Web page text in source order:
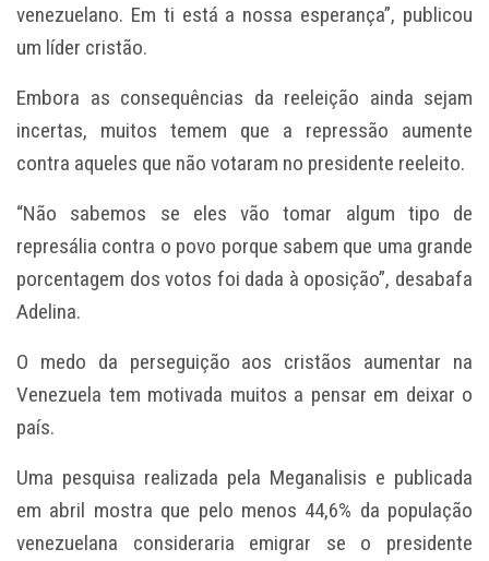
venezuelano. Em ti está a nossa esperança”, publicou
um líder cristão.
Embora as consequências da reeleição ainda sejam
incertas, muitos temem que a repressão aumente
contra aqueles que não votaram no presidente reeleito.
“Não sabemos se eles vão tomar algum tipo de
represália contra o povo porque sabem que uma grande
porcentagem dos votos foi dada à oposição”, desabafa
Adelina.
O medo da perseguição aos cristãos aumentar na
Venezuela tem motivada muitos a pensar em deixar o
país.
Uma pesquisa realizada pela Meganalisis e publicada
em abril mostra que pelo menos 44,6% da população
venezuelana consideraria emigrar se o presidente